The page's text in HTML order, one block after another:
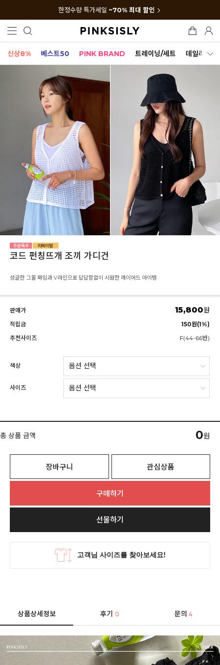
한정수량 특가세일 ~70% 최대 할인
신상8% 베스트50 PINK BRAND 트레이닝/세트 데일리세트
코드 펀칭뜨개 조끼 가디건
성글한 그물 짜임과 V라인으로 답답함없이 시원한 레이어드 아이템
판매가 15,800원
적립금
150원(1%)
추천사이즈
F(44-66반)
색상
사이즈
총 상품 금액 0원
장바구니 관심상품
구매하기
선물하기
상품상세정보 후기0 문의 4